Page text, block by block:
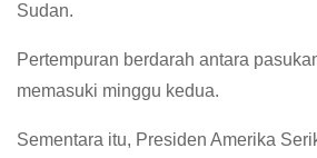
Sudan.
Pertempuran berdarah antara
memasuki minggu kedua.
Sementara itu, Presiden Amerika